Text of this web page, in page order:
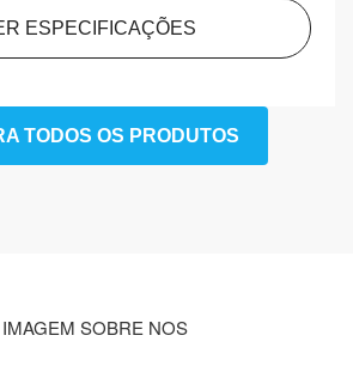
ESPECIFICAÇÕES
TODOS OS PRODUTOS